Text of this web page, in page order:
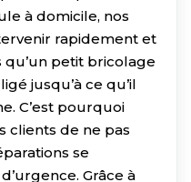
à domicile, nos
rapidement et
qu’un petit bricolage
jusqu’à ce qu’il
C’est pourquoi
clients de ne pas
se
Grâce à